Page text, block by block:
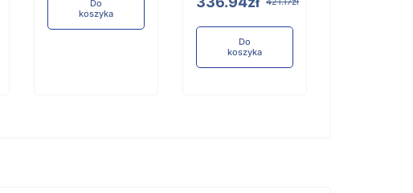
Do
koszyka
Do
koszyka